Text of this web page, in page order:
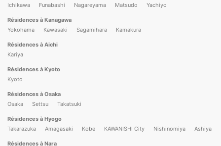
Ichikawa
Funabashi Nagareyama Matsudo Yachiyo
Résidences à Kanagawa
Yokohama
Kawasaki Sagamihara Kamakura
Résidences à Aichi
Kariya
Résidences à Kyoto
Kyoto
Résidences à Osaka
Osaka
Settsu Takatsuki
Résidences à Hyogo
Takarazuka
Amagasaki Kobe KAWANISHI City Nishinomiya Ashiya
Résidences à Nara